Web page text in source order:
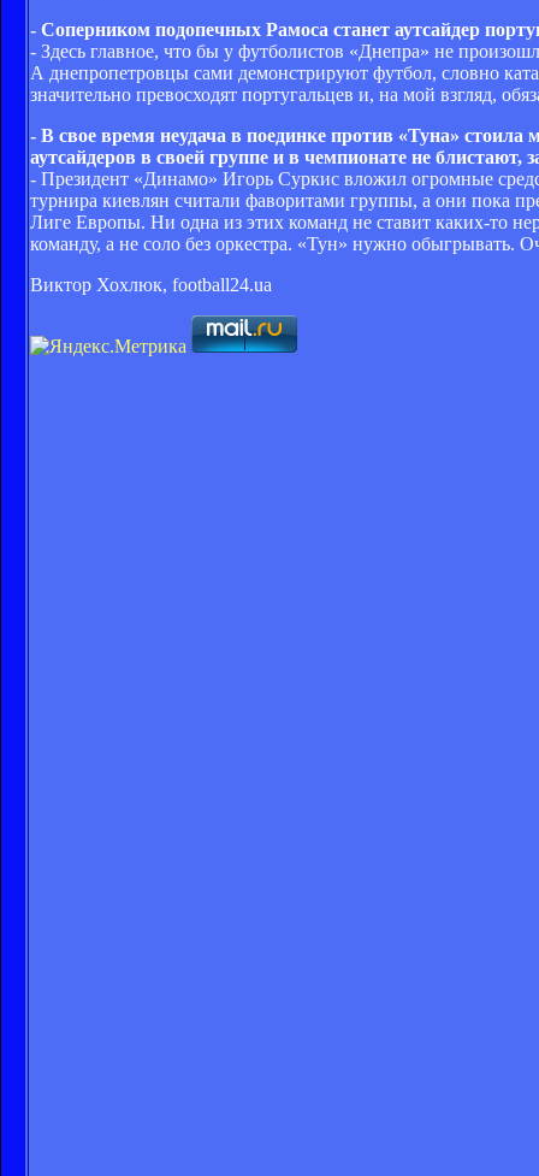
- Соперником подопечных Рамоса станет аутсайдер
- Здесь главное, что бы у футболистов «Днепра» не
А днепропетровцы сами демонстрируют футбол, словно
значительно превосходят португальцев и, на мой взгляд,
- В свое время неудача в поединке против «Туна»
аутсайдеров в своей группе и в чемпионате не
- Президент «Динамо» Игорь Суркис вложил огромные
турнира киевлян считали фаворитами группы, а они пока
Лиге Европы. Ни одна из этих команд не ставит каких-то
команду, а не соло без оркестра. «Тун» нужно обыгрывать.
Виктор Хохлюк, football24.ua